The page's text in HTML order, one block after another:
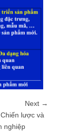
Next →
lược và
nghiệp